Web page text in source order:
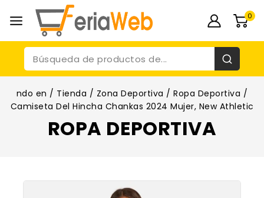
0
ndo en / Tienda / Zona Deportiva / Ropa Deportiva /
Camiseta Del Hincha Chankas 2024 Mujer, New Athletic
ROPA DEPORTIVA